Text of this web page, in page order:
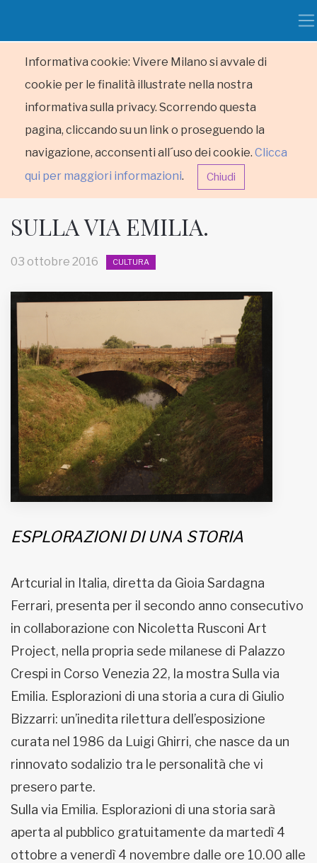
Informativa cookie: Vivere Milano si avvale di
cookie per le finalità illustrate nella nostra
informativa sulla privacy. Scorrendo questa
pagina, cliccando su un link o proseguendo la
navigazione, acconsenti all´uso dei cookie. Clicca
qui per maggiori informazioni. Chiudi
RUBRICHE
MUNICIPI
Inviateci le vostre segnalazioni
Iscriviti alla newsletter
www.viveremilano.info
Fondato e diretto da Enzo De
Bernardis
Imbonati, 89 20159 Milano (Italia)
SULLA VIA EMILIA.
03 ottobre 2016 CULTURA
ESPLORAZIONI DI UNA STORIA
Artcurial in Italia, diretta da Gioia Sardagna
Ferrari, presenta per il secondo anno consecutivo
in collaborazione con Nicoletta Rusconi Art
Project, nella propria sede milanese di Palazzo
Crespi in Corso Venezia 22, la mostra Sulla via
Emilia. Esplorazioni di una storia a cura di Giulio
Bizzarri: un’inedita rilettura dell’esposizione
curata nel 1986 da Luigi Ghirri, che nasce da un
rinnovato sodalizio tra le personalità che vi
presero parte.
Sulla via Emilia. Esplorazioni di una storia sarà
aperta al pubblico gratuitamente da martedì 4
ottobre a venerdì 4 novembre dalle ore 10.00 alle